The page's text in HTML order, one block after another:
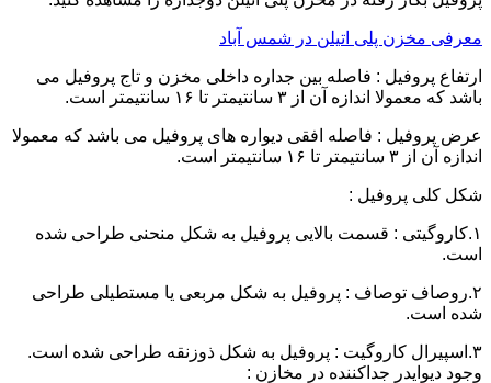
معرفی مخزن پلی اتیلن در شمس آباد
ارتفاع پروفیل : فاصله بین جداره داخلی مخزن و تاج پروفیل می
باشد که معمولا اندازه آن از ۳ سانتیمتر تا ۱۶ سانتیمتر است.
عرض پروفیل : فاصله افقی دیواره های پروفیل می باشد که معمولا
اندازه آن از ۳ سانتیمتر تا ۱۶ سانتیمتر است.
شکل کلی پروفیل :
۱.کاروگیتی : قسمت بالایی پروفیل به شکل منحنی طراحی شده
است.
۲.روصاف توصاف : پروفیل به شکل مربعی یا مستطیلی طراحی
شده است.
۳.اسپیرال کاروگیت : پروفیل به شکل ذوزنقه طراحی شده است.
وجود دیوایدر جداکننده در مخازن :